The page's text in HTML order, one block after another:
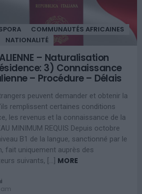
COMMUNAUTÉS AFRICAINES
NATIONALITÉ
– Naturalisation
3) Connaissance
– Procédure – Délais
peuvent demander et obtenir la
remplissent certaines conditions
les revenus et la connaissance de la
MINIMUM REQUIS Depuis octobre
B1 de la langue, sanctionné par le
fait uniquement auprès des
suivants, […] MORE
am